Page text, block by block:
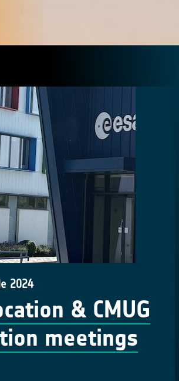
2024
& CMUG
meetings